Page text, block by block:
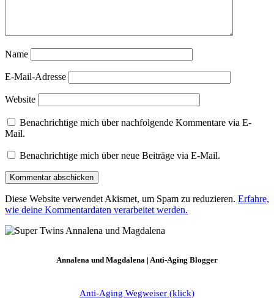
Name
E-Mail-Adresse
Website
Benachrichtige mich über nachfolgende Kommentare via E-
Mail.
Benachrichtige mich über neue Beiträge via E-Mail.
Diese Website verwendet Akismet, um Spam zu reduzieren. Erfahre,
wie deine Kommentardaten verarbeitet werden.
Annalena und Magdalena | Anti-Aging Blogger
Anti-Aging Wegweiser (klick)